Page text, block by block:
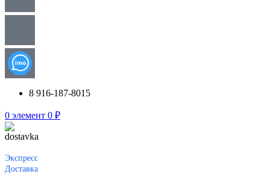
8 916-187-8015
0 элемент 0 ₽
Экспресс
Доставка